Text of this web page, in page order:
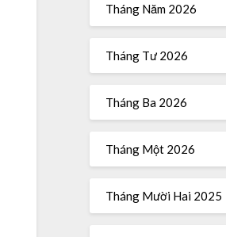
Tháng Năm 2026
Tháng Tư 2026
Tháng Ba 2026
Tháng Một 2026
Tháng Mười Hai 2025